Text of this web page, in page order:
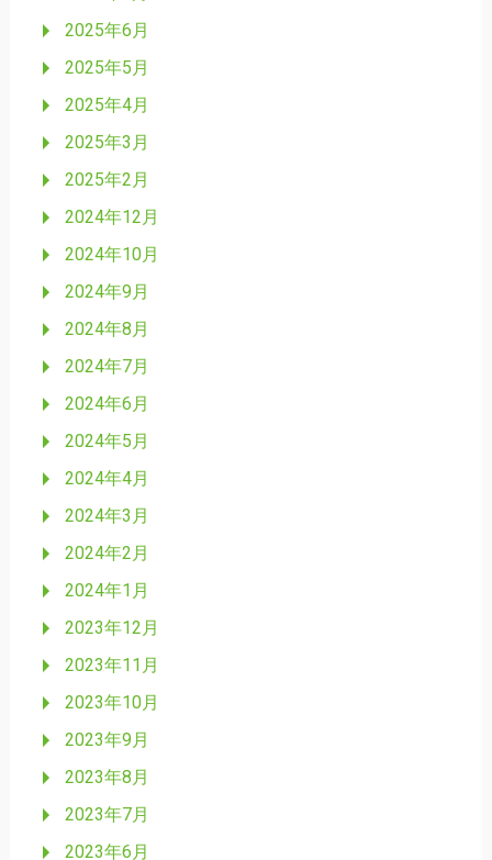
2025年6月
2025年5月
2025年4月
2025年3月
2025年2月
2024年12月
2024年10月
2024年9月
2024年8月
2024年7月
2024年6月
2024年5月
2024年4月
2024年3月
2024年2月
2024年1月
2023年12月
2023年11月
2023年10月
2023年9月
2023年8月
2023年7月
2023年6月